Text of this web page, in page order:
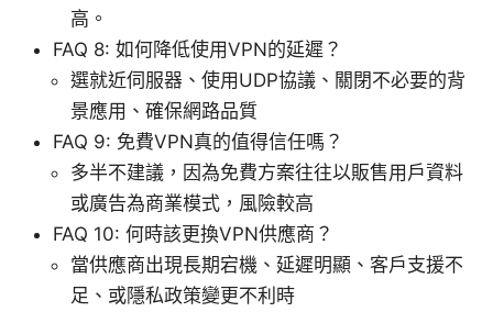
高。
FAQ 8: 如何降低使用VPN的延遲？
選就近伺服器、使用UDP協議、關閉不必要的背
景應用、確保網路品質
FAQ 9: 免費VPN真的值得信任嗎？
多半不建議，因為免費方案往往以販售用戶資料
或廣告為商業模式，風險較高
FAQ 10: 何時該更換VPN供應商？
當供應商出現長期宕機、延遲明顯、客戶支援不
足、或隱私政策變更不利時